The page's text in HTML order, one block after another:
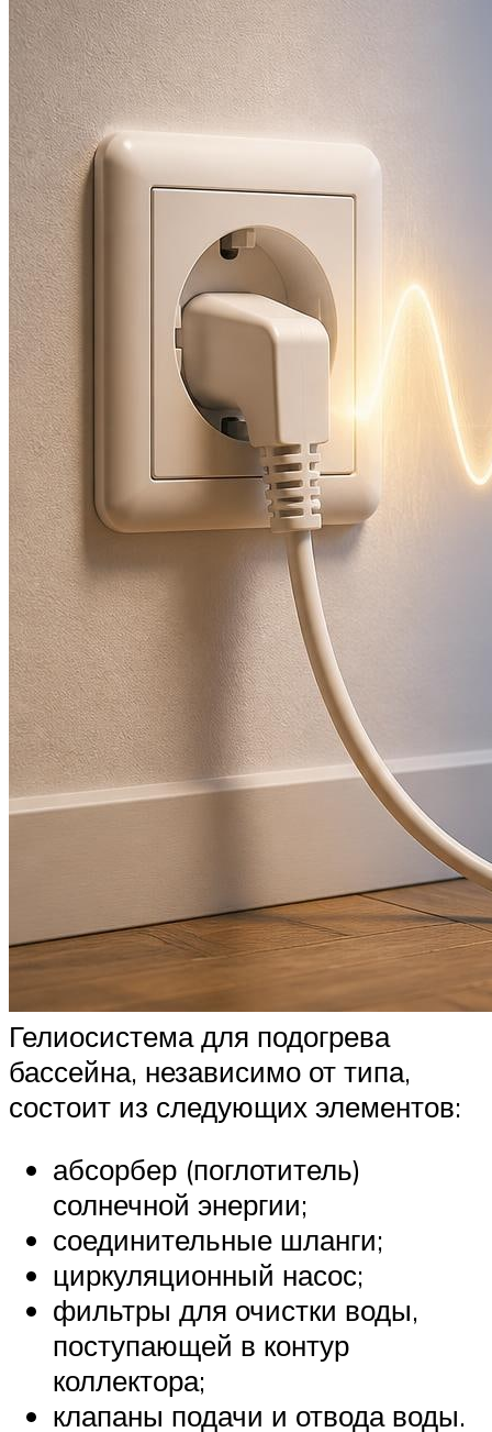
Гелиосистема для подогрева
бассейна, независимо от типа,
состоит из следующих элементов:
абсорбер (поглотитель)
солнечной энергии;
соединительные шланги;
циркуляционный насос;
фильтры для очистки воды,
поступающей в контур
коллектора;
клапаны подачи и отвода воды.